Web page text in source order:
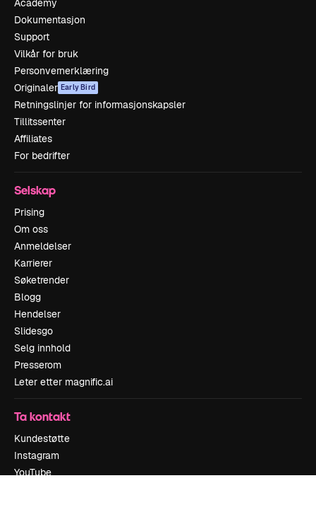
Academy
Dokumentasjon
Support
Vilkår for bruk
Personvernerklæring
Originaler Early Bird
Retningslinjer for informasjonskapsler
Tillitssenter
Affiliates
For bedrifter
Selskap
Prising
Om oss
Anmeldelser
Karrierer
Søketrender
Blogg
Hendelser
Slidesgo
Selg innhold
Presserom
Leter etter magnific.ai
Ta kontakt
Kundestøtte
Instagram
YouTube